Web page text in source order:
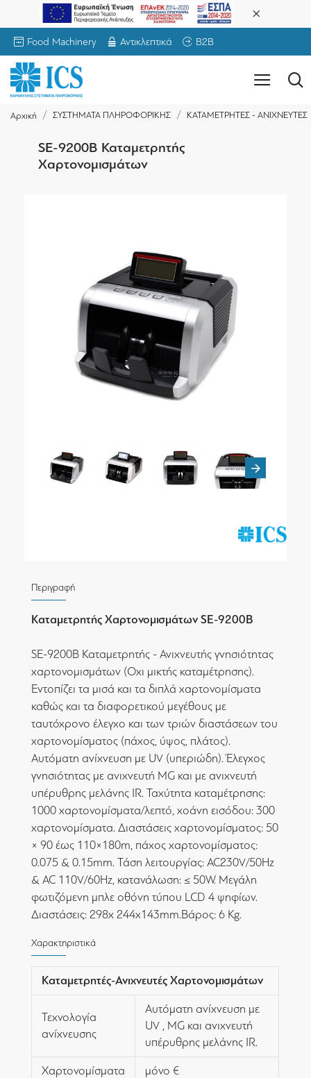
Food Machinery Αντικλεπτικά B2B
Αρχική ΣΥΣΤΗΜΑΤΑ ΠΛΗΡΟΦΟΡΙΚΗΣ ΚΑΤΑΜΕΤΡΗΤΕΣ - ΑΝΙΧΝΕΥΤΕΣ
SE-9200B Καταμετρητής
Χαρτονομισμάτων
Περιγραφή
Καταμετρητής Χαρτονομισμάτων SE-9200B
SE-9200B Καταμετρητής - Ανιχνευτής γνησιότητας
χαρτονομισμάτων (Οχι μικτής καταμέτρησης).
Εντοπίζει τα μισά και τα διπλά χαρτονομίσματα
καθώς και τα διαφορετικού μεγέθους με
ταυτόχρονο έλεγχο και των τριών διαστάσεων του
χαρτονομίσματος (πάχος, ύψος, πλάτος).
Αυτόματη ανίχνευση με UV (υπεριώδη). Έλεγχος
γνησιότητας με ανιχνευτή MG και με ανιχνευτή
υπέρυθρης μελάνης IR. Ταχύτητα καταμέτρησης:
1000 χαρτονομίσματα/λεπτό, χοάνη εισόδου: 300
χαρτονομίσματα. Διαστάσεις χαρτονομίσματος: 50
× 90 έως 110×180m, πάχος χαρτονομίσματος:
0.075 & 0.15mm. Τάση λειτουργίας: AC230V/50Hz
& AC 110V/60Hz, κατανάλωση: ≤ 50W. Μεγάλη
φωτιζόμενη μπλε οθόνη τύπου LCD 4 ψηφίων.
Διαστάσεις: 298x 244x143mm.Βάρος: 6 Kg.
Χαρακτηριστικά
Καταμετρητές-Ανιχνευτές Χαρτονομισμάτων
Τεχνολογία
ανίχνευσης
Αυτόματη ανίχνευση με
UV , MG και ανιχνευτή
υπέρυθρης μελάνης IR.
Χαρτονομίσματα μόνο €